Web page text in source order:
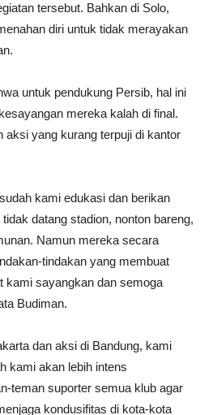
tersebut. Bahkan di Solo,
diri untuk tidak merayakan
untuk pendukung Persib, hal ini
mereka kalah di final.
aksi yang kurang terpuji di kantor
kami edukasi dan berikan
datang stadion, nonton bareng,
Namun mereka secara
tindakan yang membuat
kami sayangkan dan semoga
Budiman.
dan aksi di Bandung, kami
kami akan lebih intens
teman suporter semua klub agar
kondusifitas di kota-kota